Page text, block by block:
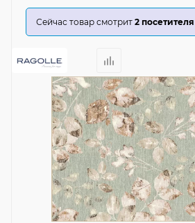
Сейчас товар смотрит 2 посетителя